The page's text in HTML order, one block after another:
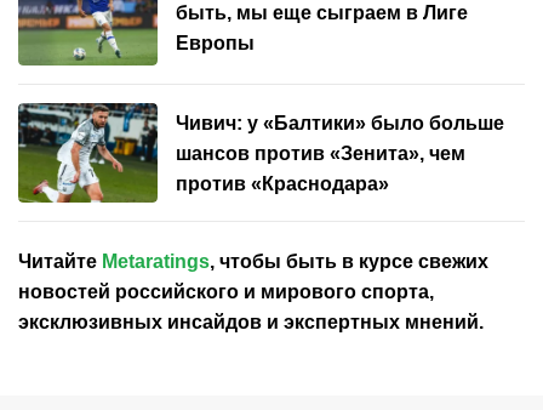
быть, мы еще сыграем в Лиге
Европы
Чивич: у «Балтики» было больше
шансов против «Зенита», чем
против «Краснодара»
Читайте Metaratings, чтобы быть в курсе свежих
новостей российского и мирового спорта,
эксклюзивных инсайдов и экспертных мнений.